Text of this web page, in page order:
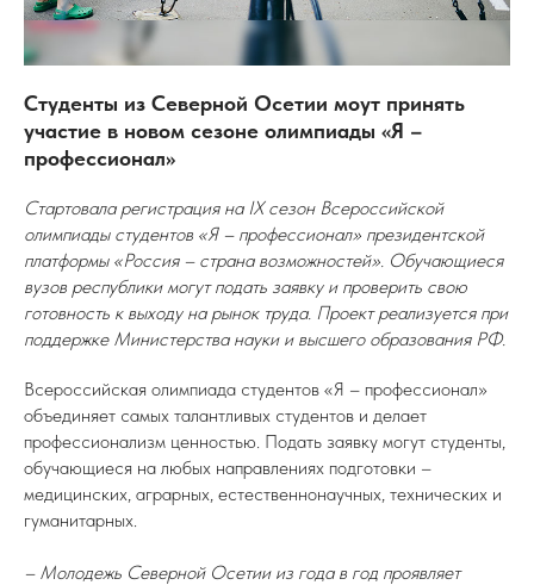
Студенты из Северной Осетии моут принять
участие в новом сезоне олимпиады «Я –
профессионал»
Стартовала регистрация на IX сезон Всероссийской
олимпиады студентов «Я – профессионал» президентской
платформы «Россия – страна возможностей». Обучающиеся
вузов республики могут подать заявку и проверить свою
готовность к выходу на рынок труда. Проект реализуется при
поддержке Министерства науки и высшего образования РФ.
Всероссийская олимпиада студентов «Я – профессионал»
объединяет самых талантливых студентов и делает
профессионализм ценностью. Подать заявку могут студенты,
обучающиеся на любых направлениях подготовки –
медицинских, аграрных, естественнонаучных, технических и
гуманитарных.
– Молодежь Северной Осетии из года в год проявляет